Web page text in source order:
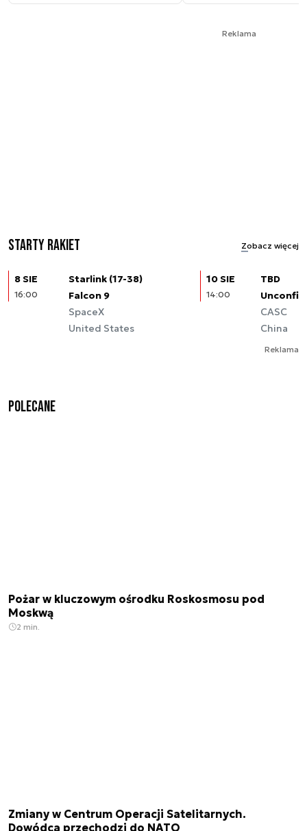
Reklama
Starty rakiet Zobacz więcej
8 SIE
16:00
Starlink (17-38)
Falcon 9
SpaceX
United States
10 SIE
14:00
TBD
CASC
China
Reklama
Polecane
Pożar w kluczowym ośrodku Roskosmosu pod
Moskwą
2 min.
Zmiany w Centrum Operacji Satelitarnych.
Dowódca przechodzi do NATO